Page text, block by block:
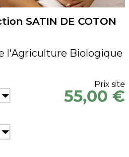
SATIN DE COTON
l'Agriculture Biologique
Prix site
55,00 €